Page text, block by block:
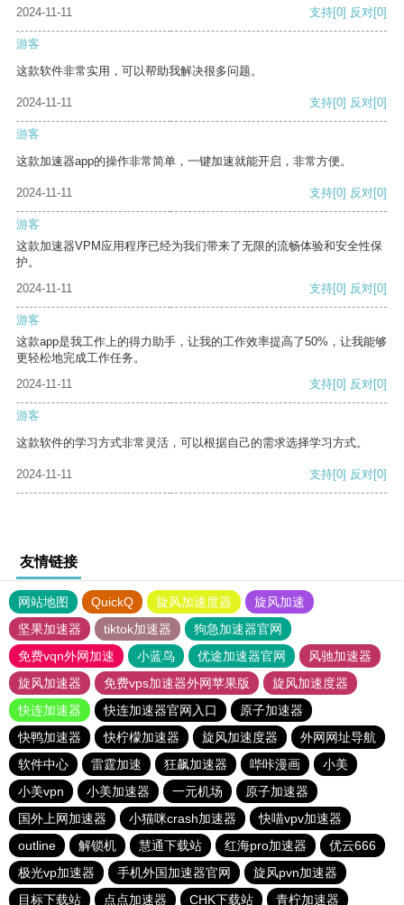
2024-11-11 支持[0] 反对[0]
游客
这款软件非常实用，可以帮助我解决很多问题。
2024-11-11 支持[0] 反对[0]
游客
这款加速器app的操作非常简单，一键加速就能开启，非常方便。
2024-11-11 支持[0] 反对[0]
游客
这款加速器VPM应用程序已经为我们带来了无限的流畅体验和安全性保
护。
2024-11-11
支持[0] 反对[0]
游客
这款app是我工作上的得力助手，让我的工作效率提高了50%，让我能够
更轻松地完成工作任务。
2024-11-11
支持[0] 反对[0]
游客
这款软件的学习方式非常灵活，可以根据自己的需求选择学习方式。
2024-11-11 支持[0] 反对[0]
友情链接
网站地图 QuickQ 旋风加速度器
旋风加速
坚果加速器
tiktok加速器
狗急加速器官网
免费vqn外网加速
小蓝鸟 优途加速器官网
风驰加速器
旋风加速器
免费vps加速器外网苹果版
旋风加速度器
快连加速器
快连加速器官网入口
原子加速器
快鸭加速器
快柠檬加速器 旋风加速度器
外网网址导航
软件中心
雷霆加速 狂飙加速器 哔咔漫画
小美
小美vpn
小美加速器 一元机场
原子加速器
国外上网加速器
小猫咪crash加速器
快喵vpv加速器
outline
解锁机 慧通下载站 红海pro加速器
优云666
极光vp加速器
手机外国加速器官网
旋风pvn加速器
目标下载站
点点加速器 CHK下载站 青柠加速器